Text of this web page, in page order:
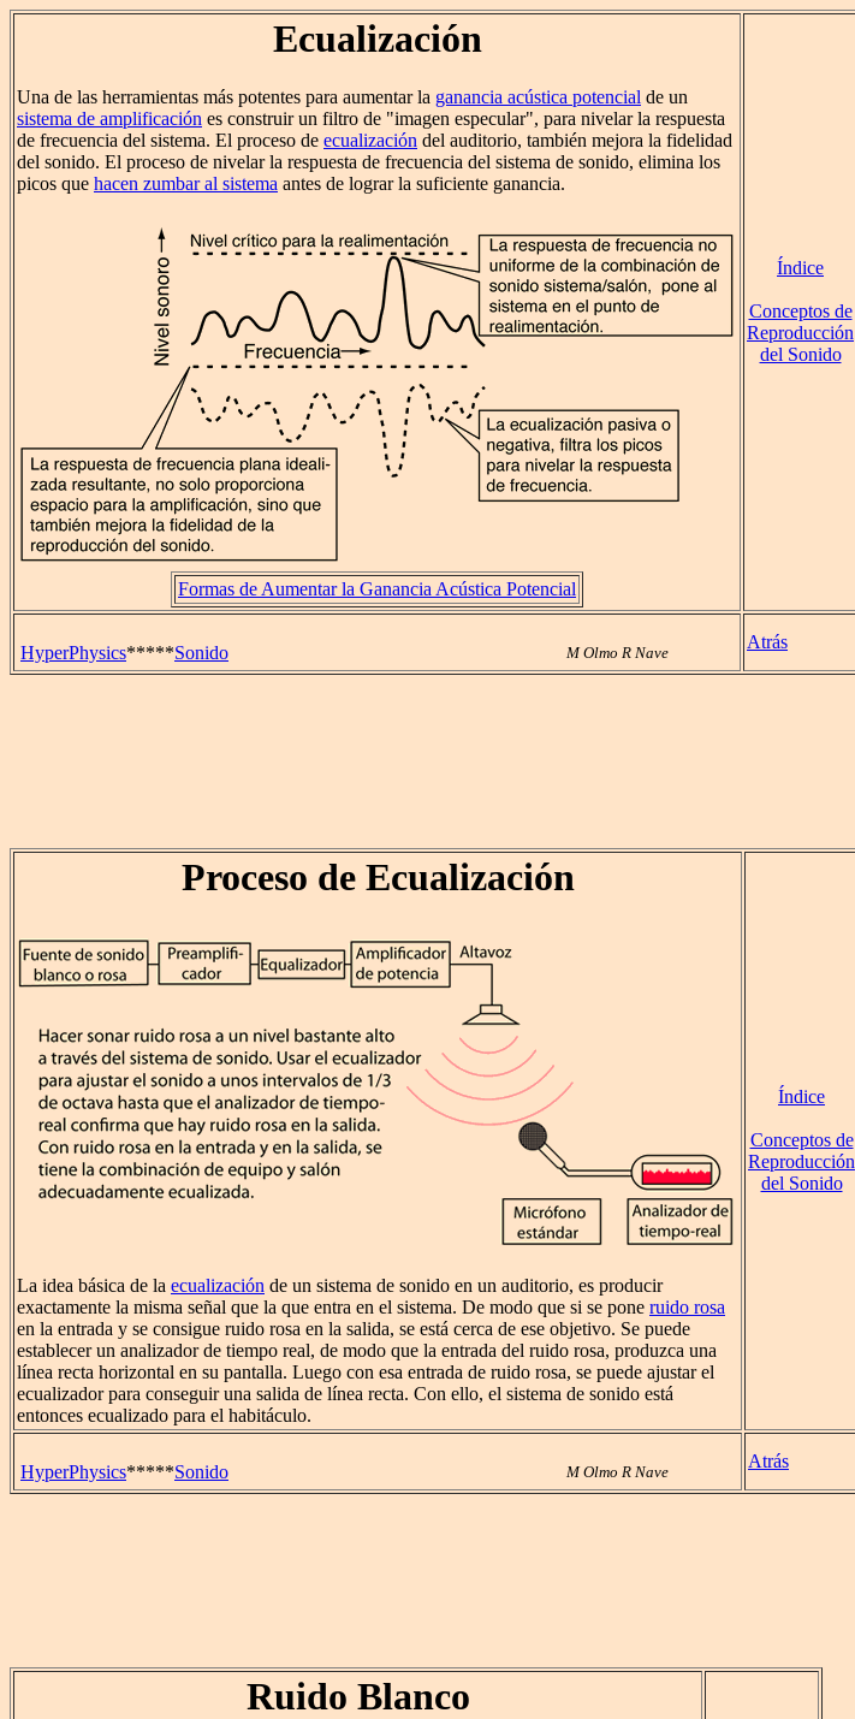
Ecualización
Una de las herramientas más potentes para aumentar la ganancia acústica potencial de un
sistema de amplificación es construir un filtro de "imagen especular", para nivelar la respuesta
de frecuencia del sistema. El proceso de ecualización del auditorio, también mejora la fidelidad
del sonido. El proceso de nivelar la respuesta de frecuencia del sistema de sonido, elimina los
picos que hacen zumbar al sistema antes de lograr la suficiente ganancia.
Formas de Aumentar la Ganancia Acústica Potencial
Índice
Conceptos de
Reproducción
del Sonido
HyperPhysics*****Sonido M Olmo R Nave
Atrás
Proceso de Ecualización
La idea básica de la ecualización de un sistema de sonido en un auditorio, es producir
exactamente la misma señal que la que entra en el sistema. De modo que si se pone ruido rosa
en la entrada y se consigue ruido rosa en la salida, se está cerca de ese objetivo. Se puede
establecer un analizador de tiempo real, de modo que la entrada del ruido rosa, produzca una
línea recta horizontal en su pantalla. Luego con esa entrada de ruido rosa, se puede ajustar el
ecualizador para conseguir una salida de línea recta. Con ello, el sistema de sonido está
entonces ecualizado para el habitáculo.
Índice
Conceptos de
Reproducción
del Sonido
HyperPhysics*****Sonido M Olmo R Nave
Atrás
Ruido Blanco